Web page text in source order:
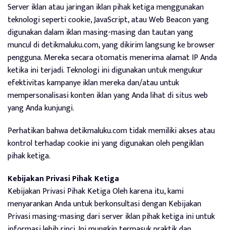
Server iklan atau jaringan iklan pihak ketiga menggunakan
teknologi seperti cookie, JavaScript, atau Web Beacon yang
digunakan dalam iklan masing-masing dan tautan yang
muncul di detikmaluku.com, yang dikirim langsung ke browser
pengguna. Mereka secara otomatis menerima alamat IP Anda
ketika ini terjadi. Teknologi ini digunakan untuk mengukur
efektivitas kampanye iklan mereka dan/atau untuk
mempersonalisasi konten iklan yang Anda lihat di situs web
yang Anda kunjungi.
Perhatikan bahwa detikmaluku.com tidak memiliki akses atau
kontrol terhadap cookie ini yang digunakan oleh pengiklan
pihak ketiga.
Kebijakan Privasi Pihak Ketiga
Kebijakan Privasi Pihak Ketiga Oleh karena itu, kami
menyarankan Anda untuk berkonsultasi dengan Kebijakan
Privasi masing-masing dari server iklan pihak ketiga ini untuk